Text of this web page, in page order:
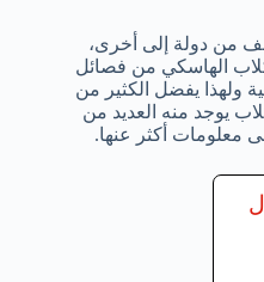
من دولة إلى أخرى،
الهاسكي من فصائل
ولهذا يفضل الكثير من
يوجد منه العديد من
معلومات أكثر عنها.